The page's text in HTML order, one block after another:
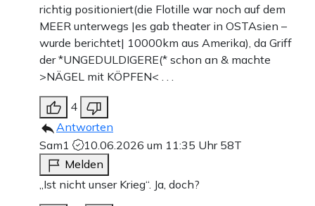
richtig positioniert(die Flotille war noch auf dem
MEER unterwegs |es gab theater in OSTAsien –
wurde berichtet| 10000km aus Amerika), da Griff
der *UNGEDULDIGERE(* schon an & machte
>NÄGEL mit KÖPFEN< . . .
4
Antworten
Sam1
10.06.2026 um 11:35 Uhr 58T
Melden
„Ist nicht unser Krieg“. Ja, doch?